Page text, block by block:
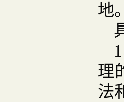
地
理
法